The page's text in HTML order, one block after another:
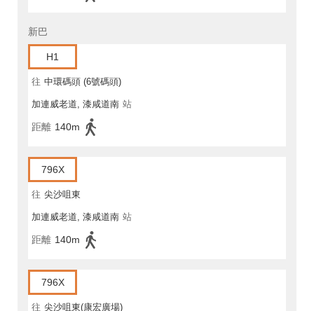
新巴
H1
往 中環碼頭 (6號碼頭)
加連威老道, 漆咸道南 站
距離 140m
796X
往 尖沙咀東
加連威老道, 漆咸道南 站
距離 140m
796X
往 尖沙咀東(康宏廣場)